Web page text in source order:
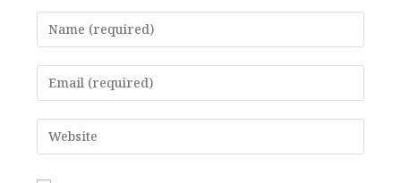
Enter
your
name
or
comment
Enter
your
email
address
Enter
your